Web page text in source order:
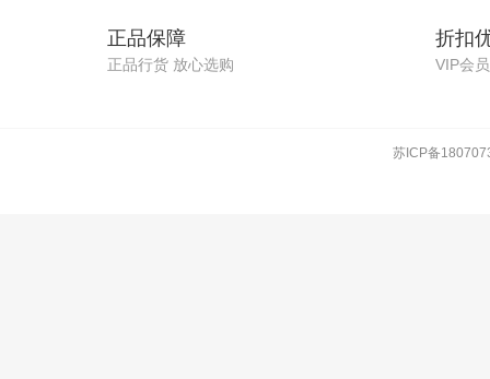
正品保障
正品行货 放心选购
折扣
VIP会
苏ICP备